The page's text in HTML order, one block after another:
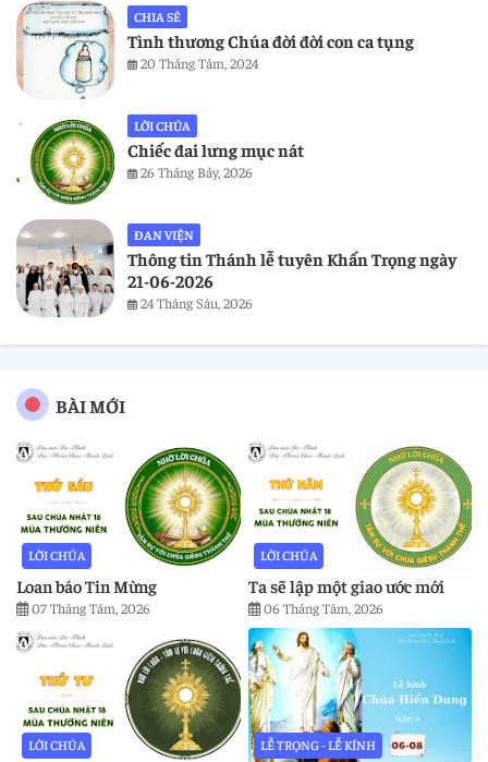
CHIA SẺ
Tình thương Chúa đời đời con ca tụng
20 Tháng Tám, 2024
LỜI CHÚA
Chiếc đai lưng mục nát
26 Tháng Bảy, 2026
ĐAN VIỆN
Thông tin Thánh lễ tuyên Khấn Trọng ngày
21-06-2026
24 Tháng Sáu, 2026
BÀI MỚI
LỜI CHÚA
Loan báo Tin Mừng
07 Tháng Tám, 2026
LỜI CHÚA
Ta sẽ lập một giao ước mới
06 Tháng Tám, 2026
LỜI CHÚA LỄ TRỌNG - LỄ KÍNH